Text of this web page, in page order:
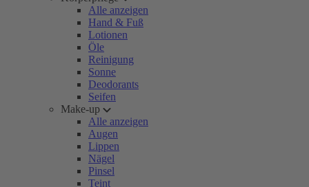
Alle anzeigen
Hand & Fuß
Lotionen
Öle
Reinigung
Sonne
Deodorants
Seifen
Make-up
Alle anzeigen
Augen
Lippen
Nägel
Pinsel
Teint